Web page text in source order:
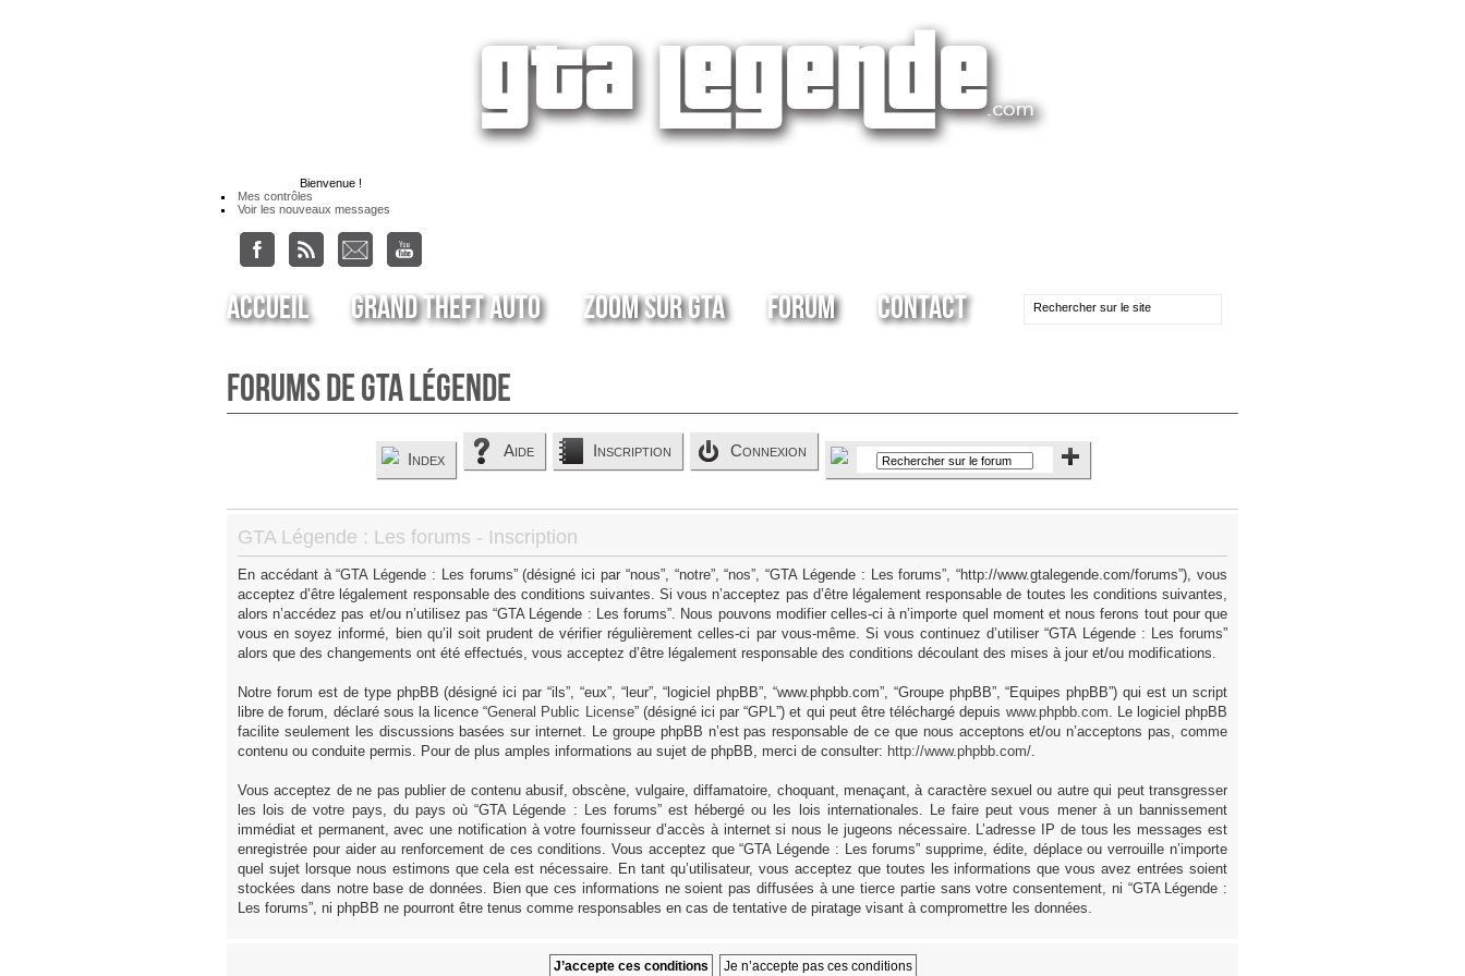
Bienvenue !
Mes contrôles
Voir les nouveaux messages
Accueil Grand Theft Auto Zoom sur GTA Forum Contact
Forums de GTA Légende
Index Aide Inscription Connexion
GTA Légende : Les forums - Inscription
En accédant à “GTA Légende : Les forums” (désigné ici par “nous”, “notre”, “nos”, “GTA Légende : Les forums”, “http://www.gtalegende.com/forums”), vous
acceptez d’être légalement responsable des conditions suivantes. Si vous n’acceptez pas d’être légalement responsable de toutes les conditions suivantes,
alors n’accédez pas et/ou n’utilisez pas “GTA Légende : Les forums”. Nous pouvons modifier celles-ci à n’importe quel moment et nous ferons tout pour que
vous en soyez informé, bien qu’il soit prudent de vérifier régulièrement celles-ci par vous-même. Si vous continuez d’utiliser “GTA Légende : Les forums”
alors que des changements ont été effectués, vous acceptez d’être légalement responsable des conditions découlant des mises à jour et/ou modifications.
Notre forum est de type phpBB (désigné ici par “ils”, “eux”, “leur”, “logiciel phpBB”, “www.phpbb.com”, “Groupe phpBB”, “Equipes phpBB”) qui est un script
libre de forum, déclaré sous la licence “General Public License” (désigné ici par “GPL”) et qui peut être téléchargé depuis www.phpbb.com. Le logiciel phpBB
facilite seulement les discussions basées sur internet. Le groupe phpBB n’est pas responsable de ce que nous acceptons et/ou n’acceptons pas, comme
contenu ou conduite permis. Pour de plus amples informations au sujet de phpBB, merci de consulter: http://www.phpbb.com/.
Vous acceptez de ne pas publier de contenu abusif, obscène, vulgaire, diffamatoire, choquant, menaçant, à caractère sexuel ou autre qui peut transgresser
les lois de votre pays, du pays où “GTA Légende : Les forums” est hébergé ou les lois internationales. Le faire peut vous mener à un bannissement
immédiat et permanent, avec une notification à votre fournisseur d’accès à internet si nous le jugeons nécessaire. L’adresse IP de tous les messages est
enregistrée pour aider au renforcement de ces conditions. Vous acceptez que “GTA Légende : Les forums” supprime, édite, déplace ou verrouille n’importe
quel sujet lorsque nous estimons que cela est nécessaire. En tant qu’utilisateur, vous acceptez que toutes les informations que vous avez entrées soient
stockées dans notre base de données. Bien que ces informations ne soient pas diffusées à une tierce partie sans votre consentement, ni “GTA Légende :
Les forums”, ni phpBB ne pourront être tenus comme responsables en cas de tentative de piratage visant à compromettre les données.